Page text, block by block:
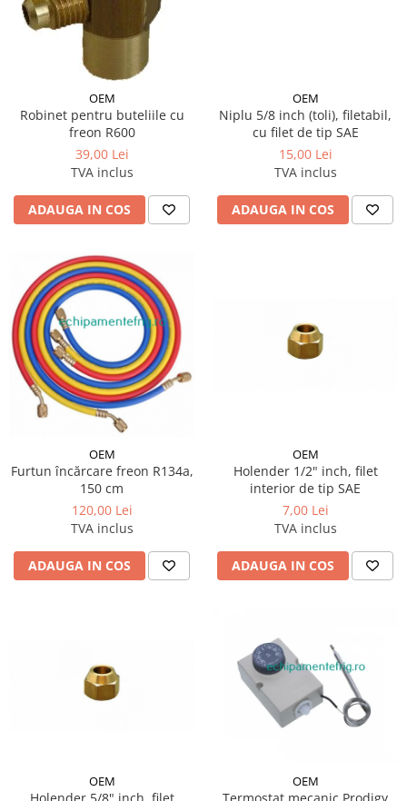
OEM
Robinet pentru buteliile cu
freon R600
39,00 Lei
TVA inclus
ADAUGA IN COS
OEM
Niplu 5/8 inch (toli), filetabil,
cu filet de tip SAE
15,00 Lei
TVA inclus
ADAUGA IN COS
OEM
Furtun încărcare freon R134a,
150 cm
120,00 Lei
TVA inclus
ADAUGA IN COS
OEM
Holender 1/2" inch, filet
interior de tip SAE
7,00 Lei
TVA inclus
ADAUGA IN COS
OEM OEM